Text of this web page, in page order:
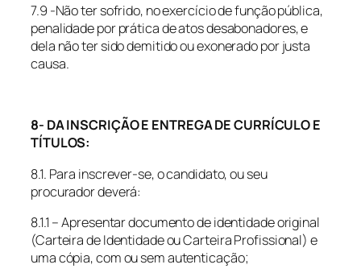
7.9 -Não ter sofrido, no exercício de função pública,
penalidade por prática de atos desabonadores, e
dela não ter sido demitido ou exonerado por justa
causa.
8- DA INSCRIÇÃO E ENTREGA DE CURRÍCULO E
TÍTULOS:
8.1. Para inscrever-se, o candidato, ou seu
procurador deverá:
8.1.1 – Apresentar documento de identidade original
(Carteira de Identidade ou Carteira Profissional) e
uma cópia, com ou sem autenticação;